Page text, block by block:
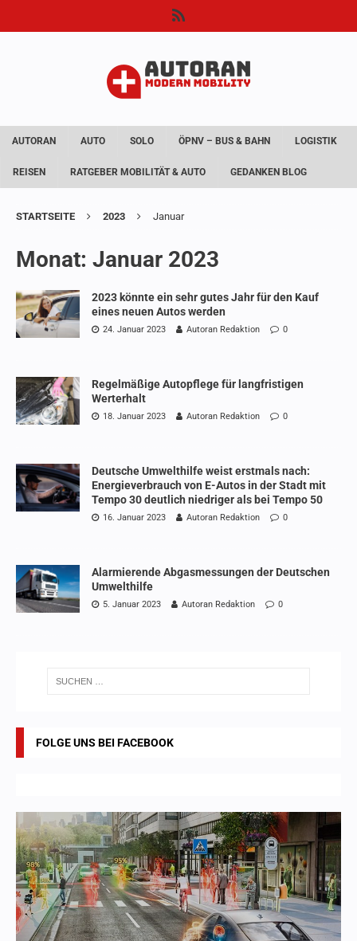
AUTORAN AUTO SOLO ÖPNV – BUS & BAHN LOGISTIK
REISEN RATGEBER MOBILITÄT & AUTO GEDANKEN BLOG
STARTSEITE 2023 Januar
Monat: Januar 2023
2023 könnte ein sehr gutes Jahr für den Kauf
eines neuen Autos werden
24. Januar 2023 Autoran Redaktion 0
Regelmäßige Autopflege für langfristigen
Werterhalt
18. Januar 2023 Autoran Redaktion 0
Deutsche Umwelthilfe weist erstmals nach:
Energieverbrauch von E-Autos in der Stadt mit
Tempo 30 deutlich niedriger als bei Tempo 50
16. Januar 2023 Autoran Redaktion 0
Alarmierende Abgasmessungen der Deutschen
Umwelthilfe
5. Januar 2023 Autoran Redaktion 0
FOLGE UNS BEI FACEBOOK